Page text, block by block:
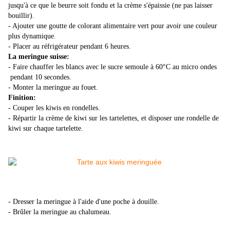
jusqu'à ce que le beurre soit fondu et la crème s'épaissie (ne pas laisser
bouillir).
- Ajouter une goutte de colorant alimentaire vert pour avoir une couleur
plus dynamique.
- Placer au réfrigérateur pendant 6 heures.
La meringue suisse:
- Faire chauffer les blancs avec le sucre semoule à 60°C au micro ondes
pendant 10 secondes.
- Monter la meringue au fouet.
Finition:
- Couper les kiwis en rondelles.
- Répartir la crème de kiwi sur les tartelettes, et disposer une rondelle de
kiwi sur chaque tartelette.
- Dresser la meringue à l'aide d'une poche à douille.
- Brûler la meringue au chalumeau.